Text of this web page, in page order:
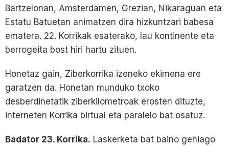
Bartzelonan, Amsterdamen, Grezian, Nikaraguan eta
Estatu Batuetan animatzen dira hizkuntzari babesa
ematera. 22. Korrikak esaterako, lau kontinente eta
berrogeita bost hiri hartu zituen.
Honetaz gain, Ziberkorrika izeneko ekimena ere
garatzen da. Honetan munduko txoko
desberdinetatik ziberkilometroak erosten dituzte,
interneten Korrika birtual eta paralelo bat osatuz.
Badator 23. Korrika. Laskerketa bat baino gehiago